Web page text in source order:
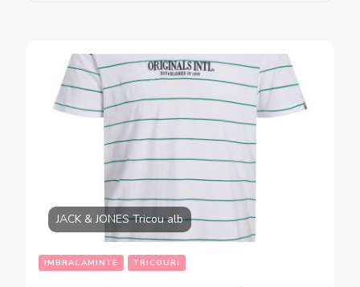
JACK & JONES Tricou alb
IMBRACAMINTE TRICOURI